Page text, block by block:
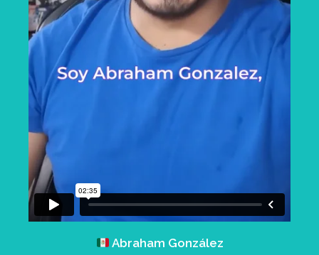
Abraham González